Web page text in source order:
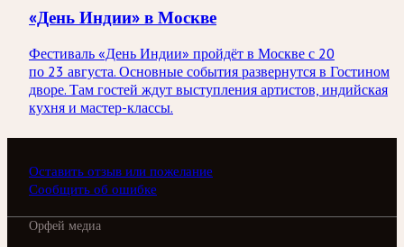
«День Индии» в Москве
Фестиваль «День Индии» пройдёт в Москве с 20
по 23 августа. Основные события развернутся в Гостином
дворе. Там гостей ждут выступления артистов, индийская
кухня и мастер-классы.
Оставить отзыв или пожелание
Сообщить об ошибке
Орфей медиа